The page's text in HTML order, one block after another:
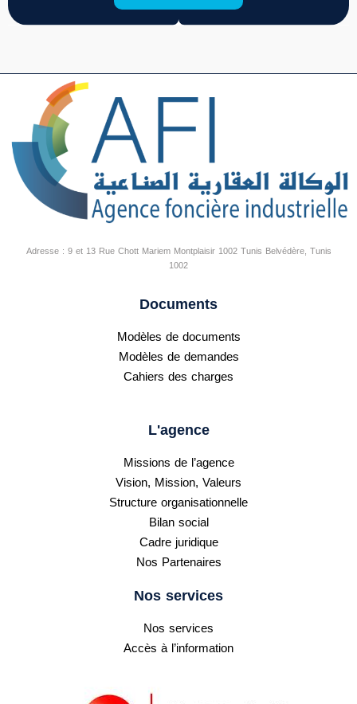
Nos services
Nos services
Accès à l’information
L'agence
Missions de l’agence
Vision, Mission, Valeurs
Structure organisationnelle
Bilan social
Cadre juridique
Nos Partenaires
Documents
Modèles de documents
Modèles de demandes
Cahiers des charges
Adresse : 9 et 13 Rue Chott Mariem Montplaisir 1002 Tunis Belvédère, Tunis
1002